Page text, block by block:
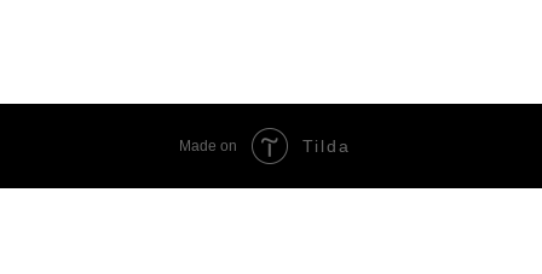
Made on Tilda